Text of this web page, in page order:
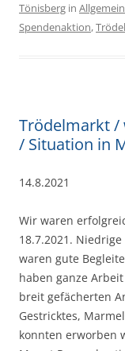
Tönisberg in Allgemein
Spendenaktion,Trödel
Trödelmarkt /
/ Situation in
14.8.2021
Wir waren
18.7.2021.
waren gute
haben ganze
breit gefächerten
Gestricktes,
konnten erworben